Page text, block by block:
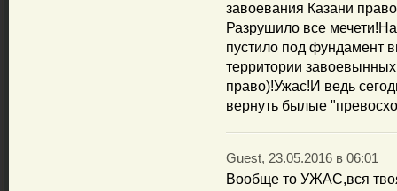
завоевания Казани
Разрушило все
пустило под фундамент
территории
право)!Ужас!И ведь
вернуть былые
Guest, 23.05.2016 в 06:01
Вообще то УЖАС,вся